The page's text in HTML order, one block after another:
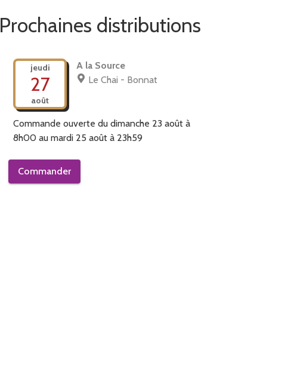
Prochaines distributions
jeudi
27
août
A la Source
Le Chai - Bonnat
Commande ouverte du dimanche 23 août à
8h00 au mardi 25 août à 23h59
Commander